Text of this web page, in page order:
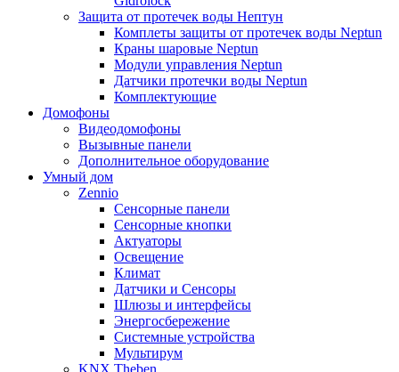
Защита от протечек воды Нептун
Комплеты защиты от протечек воды Neptun
Краны шаровые Neptun
Модули управления Neptun
Датчики протечки воды Neptun
Комплектующие
Домофоны
Видеодомофоны
Вызывные панели
Дополнительное оборудование
Умный дом
Zennio
Сенсорные панели
Сенсорные кнопки
Актуаторы
Освещение
Климат
Датчики и Сенсоры
Шлюзы и интерфейсы
Энергосбережение
Системные устройства
Мультирум
KNX Theben